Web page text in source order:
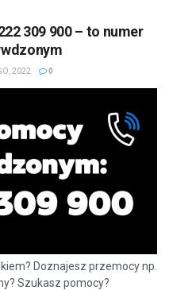
309 900 – to numer
2022 0
Doznajesz przemocy np.
Szukasz pomocy?